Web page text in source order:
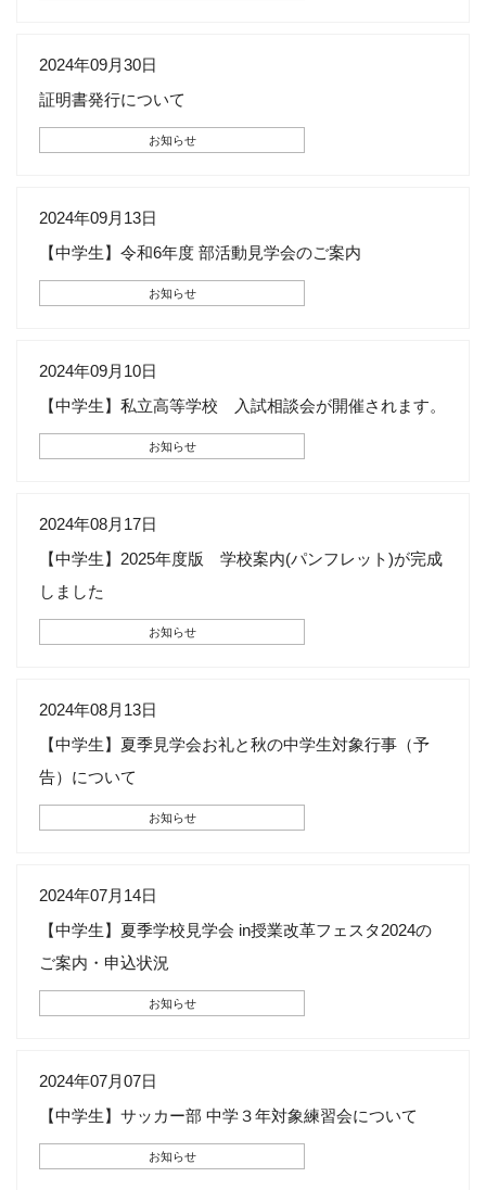
2024年09月30日
証明書発行について
お知らせ
2024年09月13日
【中学生】令和6年度 部活動見学会のご案内
お知らせ
2024年09月10日
【中学生】私立高等学校 入試相談会が開催されます。
お知らせ
2024年08月17日
【中学生】2025年度版 学校案内(パンフレット)が完成
しました
お知らせ
2024年08月13日
【中学生】夏季見学会お礼と秋の中学生対象行事（予
告）について
お知らせ
2024年07月14日
【中学生】夏季学校見学会 in授業改革フェスタ2024の
ご案内・申込状況
お知らせ
2024年07月07日
【中学生】サッカー部 中学３年対象練習会について
お知らせ